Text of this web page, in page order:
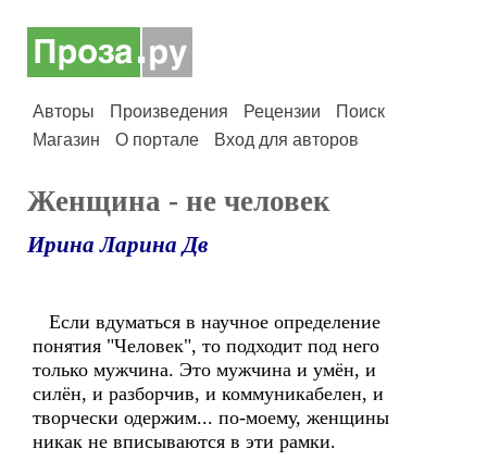
Авторы Произведения Рецензии
Поиск
Магазин
О портале Вход для авторов
Женщина - не человек
Ирина Ларина Дв
Если вдуматься в научное определение
понятия "Человек", то подходит под него
только мужчина. Это мужчина и умён, и
силён, и разборчив, и коммуникабелен, и
творчески одержим... по-моему, женщины
никак не вписываются в эти рамки.